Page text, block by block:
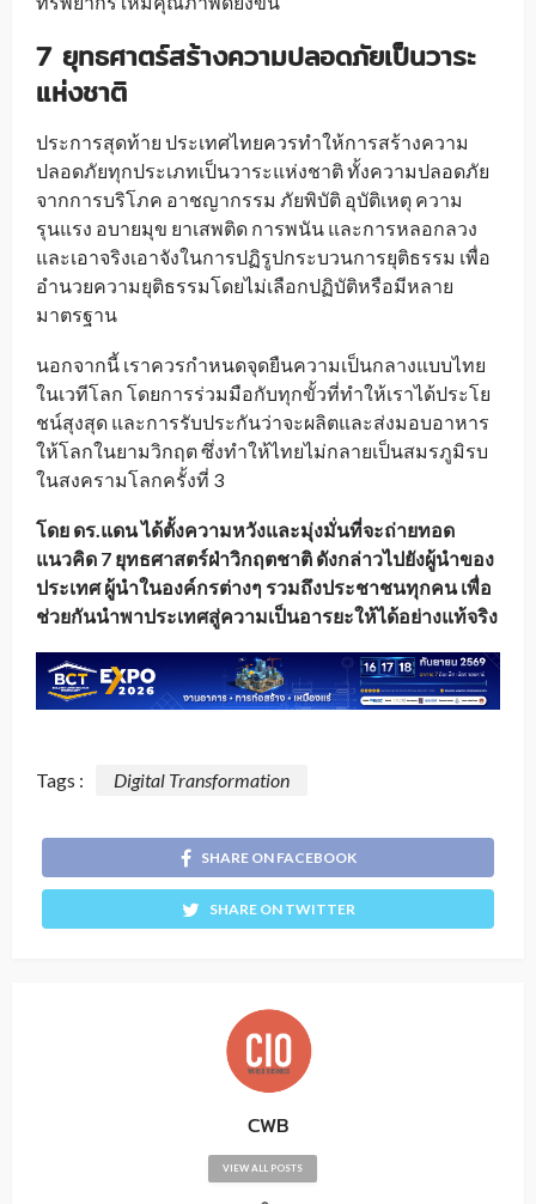
7 ยุทธศาตร์สร้างความปลอดภัยเป็นวาระ
แห่งชาติ
ประการสุดท้าย ประเทศไทยควรทำให้การสร้างความ
ปลอดภัยทุกประเภทเป็นวาระแห่งชาติ ทั้งความปลอดภัย
จากการบริโภค อาชญากรรม ภัยพิบัติ อุบัติเหตุ ความ
รุนแรง อบายมุข ยาเสพติด การพนัน และการหลอกลวง
และเอาจริงเอาจังในการปฏิรูปกระบวนการยุติธรรม เพื่อ
อำนวยความยุติธรรมโดยไม่เลือกปฏิบัติหรือมีหลาย
มาตรฐาน
นอกจากนี้ เราควรกำหนดจุดยืนความเป็นกลางแบบไทย
ในเวทีโลก โดยการร่วมมือกับทุกขั้วที่ทำให้เราได้ประโย
ชน์สุงสุด และการรับประกันว่าจะผลิตและส่งมอบอาหาร
ให้โลกในยามวิกฤต ซึ่งทำให้ไทยไม่กลายเป็นสมรภูมิรบ
ในสงครามโลกครั้งที่ 3
โดย ดร.แดน ได้ตั้งความหวังและมุ่งมั่นที่จะถ่ายทอด
แนวคิด 7 ยุทธศาสตร์ฝ่าวิกฤตชาติ ดังกล่าวไปยังผู้นำของ
ประเทศ ผู้นำในองค์กรต่างๆ รวมถึงประชาชนทุกคน เพื่อ
ช่วยกันนำพาประเทศสู่ความเป็นอารยะให้ได้อย่างแท้จริง
Tags : Digital Transformation
SHARE ON FACEBOOK
SHARE ON TWITTER
CWB
VIEW ALL POSTS